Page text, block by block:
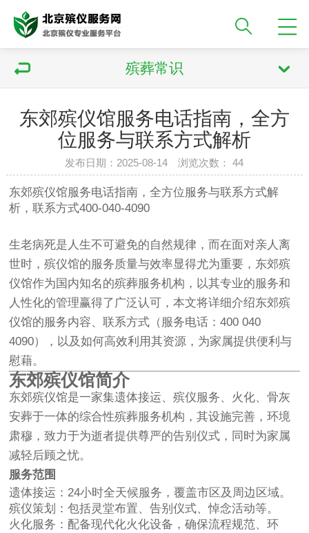
殡葬常识
东郊殡仪馆服务电话指南，全方
位服务与联系方式解析
发布日期：2025-08-14 浏览次数：44
东郊殡仪馆服务电话指南，全方位服务与联系方式解
析，联系方式400-040-4090
生老病死是人生不可避免的自然规律，而在面对亲人离
世时，殡仪馆的服务质量与效率显得尤为重要，东郊殡
仪馆作为国内知名的殡葬服务机构，以其专业的服务和
人性化的管理赢得了广泛认可，本文将详细介绍东郊殡
仪馆的服务内容、联系方式（服务电话：400 040
4090），以及如何高效利用其资源，为家属提供便利与
慰藉。
东郊殡仪馆简介
东郊殡仪馆是一家集遗体接运、殡仪服务、火化、骨灰
安葬于一体的综合性殡葬服务机构，其设施完善，环境
肃穆，致力于为逝者提供尊严的告别仪式，同时为家属
减轻后顾之忧。
服务范围
遗体接运：24小时全天候服务，覆盖市区及周边区域。
殡仪策划：包括灵堂布置、告别仪式、悼念活动等。
火化服务：配备现代化火化设备，确保流程规范、环